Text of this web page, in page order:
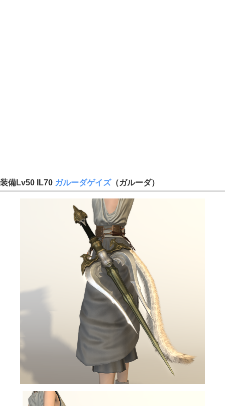
装備Lv50 IL70 ガルーダゲイズ（ガルーダ）